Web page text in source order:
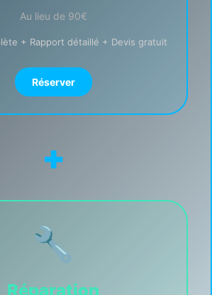
Au lieu de 90€
+ Rapport détaillé + Devis gratuit
Réserver
+
🔧
Réparation